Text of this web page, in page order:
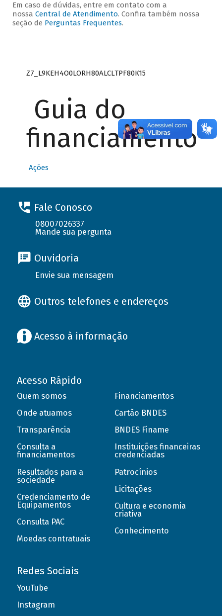
Em caso de dúvidas, entre em contato com a
nossa Central de Atendimento. Confira também nossa
seção de Perguntas Frequentes.
Z7_L9KEH4O0LORH80ALCLTPF80K15
Guia do
financiamento
Ações
Fale Conosco
08007026337
Mande sua pergunta
Ouvidoria
Envie sua mensagem
Outros telefones e endereços
Acesso à informação
Acesso Rápido
Quem somos
Onde atuamos
Transparência
Consulta a
financiamentos
Resultados para a
sociedade
Credenciamento de
Equipamentos
Consulta PAC
Moedas contratuais
Financiamentos
Cartão BNDES
BNDES Finame
Instituições financeiras
credenciadas
Patrocínios
Licitações
Cultura e economia
criativa
Conhecimento
Redes Sociais
YouTube
Instagram